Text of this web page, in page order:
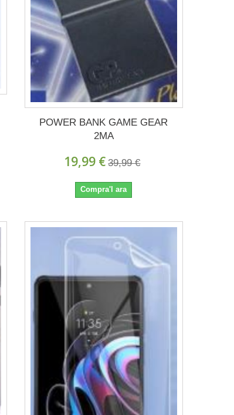
POWER BANK GAME GEAR
2MA
19,99 € 39,99 €
Compra'l ara